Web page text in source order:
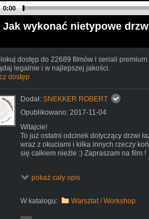
0:00
Jak wykonać nietypowe
dostęp do 22689 filmów i seriali
legalnie i w najlepszej jakości.
dostęp
Dodał: SNEKKER ROBERT
Opublikowano: 2017-11-04
Witajcie!
To już ostatni odcinek dotyczący drzwi
wraz z okuciami i kilka innych rzeczy
się całkiem nieźle :) Zapraszam na film !
http://audionautix.com
pokaż cały opis
W katalogu: Warsztat / Workshop